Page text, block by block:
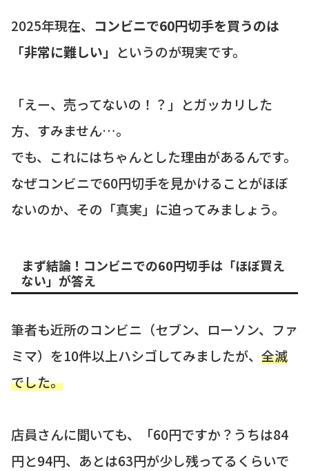
2025年現在、 コンビニで60円切手を買うのは
「非常に難しい」 というのが現実です。
「えー、売ってないの！？」とガッカリした
方、すみません…。
でも、これにはちゃんとした理由があるんです。
なぜコンビニで60円切手を見かけることがほぼ
ないのか、その「真実」に迫ってみましょう。
まず結論！コンビニでの60円切手は「ほぼ買え
ない」が答え
筆者も近所のコンビニ（セブン、ローソン、ファ
ミマ）を10件以上ハシゴしてみましたが、 全滅
でした。
店員さんに聞いても、「60円ですか？うちは84
円と94円、あとは63円が少し残ってるくらいで